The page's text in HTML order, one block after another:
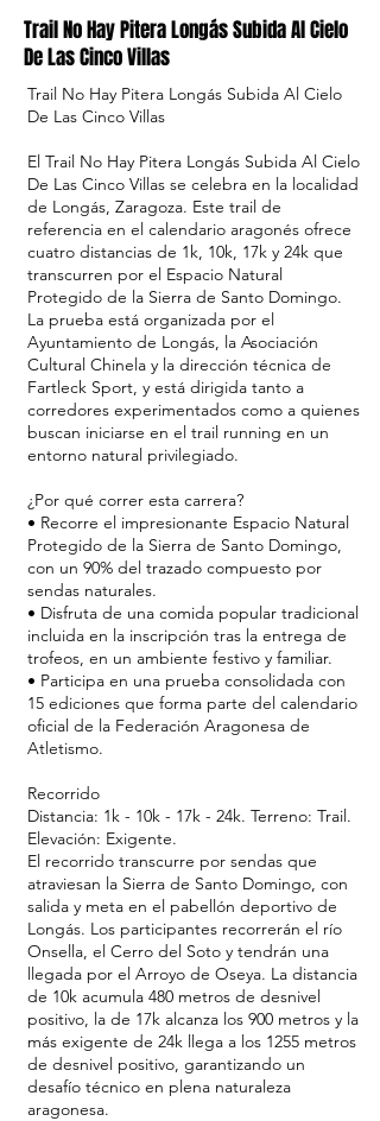
Trail No Hay Pitera Longás Subida Al Cielo
De Las Cinco Villas
Trail No Hay Pitera Longás Subida Al Cielo
De Las Cinco Villas
El Trail No Hay Pitera Longás Subida Al Cielo
De Las Cinco Villas se celebra en la localidad
de Longás, Zaragoza. Este trail de
referencia en el calendario aragonés ofrece
cuatro distancias de 1k, 10k, 17k y 24k que
transcurren por el Espacio Natural
Protegido de la Sierra de Santo Domingo.
La prueba está organizada por el
Ayuntamiento de Longás, la Asociación
Cultural Chinela y la dirección técnica de
Fartleck Sport, y está dirigida tanto a
corredores experimentados como a quienes
buscan iniciarse en el trail running en un
entorno natural privilegiado.
¿Por qué correr esta carrera?
• Recorre el impresionante Espacio Natural
Protegido de la Sierra de Santo Domingo,
con un 90% del trazado compuesto por
sendas naturales.
• Disfruta de una comida popular tradicional
incluida en la inscripción tras la entrega de
trofeos, en un ambiente festivo y familiar.
• Participa en una prueba consolidada con
15 ediciones que forma parte del calendario
oficial de la Federación Aragonesa de
Atletismo.
Recorrido
Distancia: 1k - 10k - 17k - 24k. Terreno: Trail.
Elevación: Exigente.
El recorrido transcurre por sendas que
atraviesan la Sierra de Santo Domingo, con
salida y meta en el pabellón deportivo de
Longás. Los participantes recorrerán el río
Onsella, el Cerro del Soto y tendrán una
llegada por el Arroyo de Oseya. La distancia
de 10k acumula 480 metros de desnivel
positivo, la de 17k alcanza los 900 metros y la
más exigente de 24k llega a los 1255 metros
de desnivel positivo, garantizando un
desafío técnico en plena naturaleza
aragonesa.